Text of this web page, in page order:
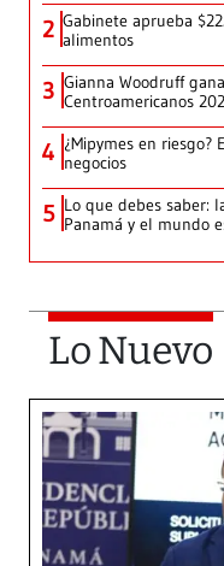
2 Gabinete aprueba
alimentos
3 Gianna Woodruff
Centroamericanos
4 ¿Mipymes en riesgo?
negocios
5 Lo que debes saber:
Panamá y el mundo
Lo Nuevo